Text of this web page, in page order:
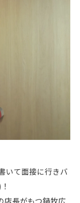
いて面接に行きバ
店長がもつ鍋牧広